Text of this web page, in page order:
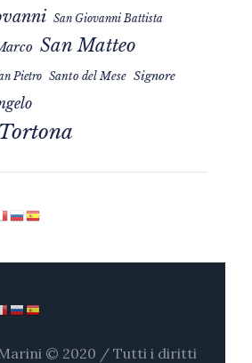
San Giovanni Battista
San Matteo
Pietro Santo del Mese Signore
Marini © 2020 / Tutti i diritti